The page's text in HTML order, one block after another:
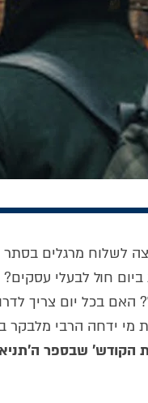
לשלוח מרגלים
ביום חול לבעלי
האם בכל יום צריך
מי ידחה הרבי מלבקר
הקודש' שבספר
נוסטלגית:
חב"ד במחנות
מאלף: מה ניתן
לעשות כשקשה
בתפילה?